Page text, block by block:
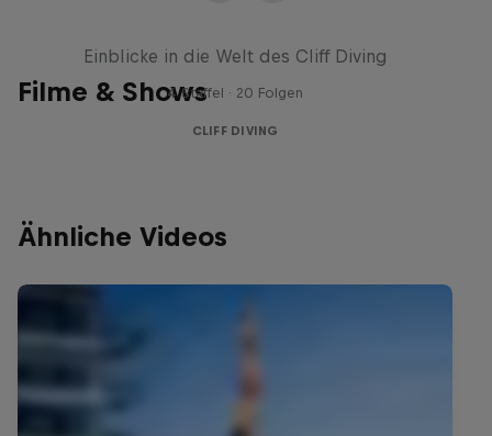
Filme & Shows
Einblicke in die Welt des Cliff Diving
4 Staffel · 20 Folgen
CLIFF DIVING
Ähnliche Videos